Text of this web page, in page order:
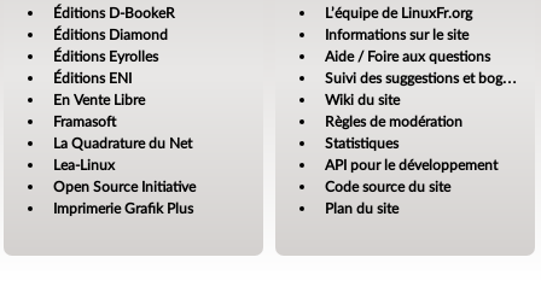
Éditions D-BookeR
Éditions Diamond
Éditions Eyrolles
Éditions ENI
En Vente Libre
Framasoft
La Quadrature du Net
Lea-Linux
Open Source Initiative
Imprimerie Grafik Plus
L’équipe de LinuxFr.org
Informations sur le site
Aide / Foire aux questions
Suivi des suggestions et bogues
Wiki du site
Règles de modération
Statistiques
API pour le développement
Code source du site
Plan du site